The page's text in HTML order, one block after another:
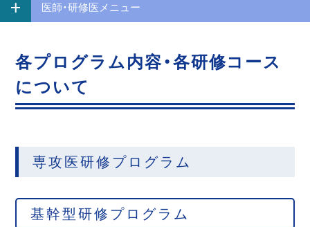
医師・研修医メニュー
各プログラム内容・各研修コース
について
専攻医研修プログラム
基幹型研修プログラム